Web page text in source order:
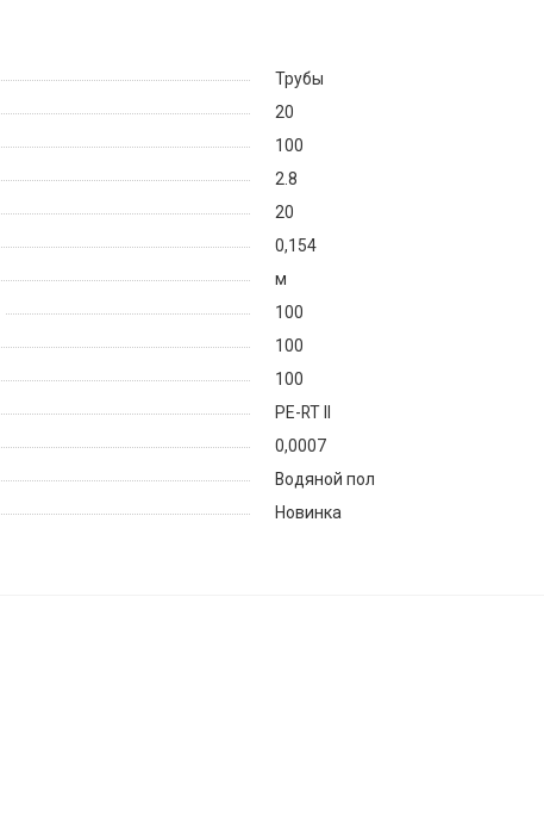
Трубы
20
100
2.8
20
0,154
м
100
100
100
PE-RT II
0,0007
Водяной пол
Новинка